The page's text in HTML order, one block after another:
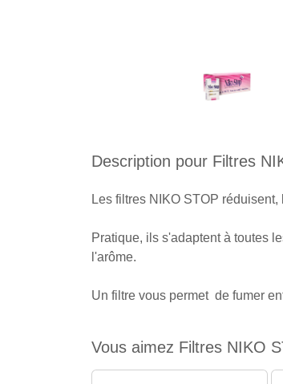
Description pour Filtres
Les filtres NIKO STOP
Pratique, ils s'adaptent à toutes
l'arôme.
Un filtre vous permet de fumer
Vous aimez Filtres NIKO